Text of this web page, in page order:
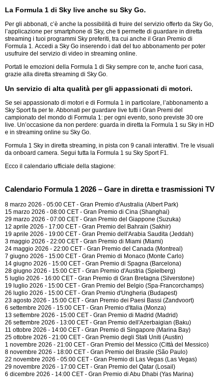
La Formula 1 di Sky live anche su Sky Go.
Per gli abbonati, c’è anche la possibilità di fruire del servizio offerto da Sky Go,
l’applicazione per smartphone di Sky, che ti permette di guardare in diretta
streaming i tuoi programmi Sky preferiti, tra cui anche il Gran Premio di
Formula 1. Accedi a Sky Go inserendo i dati del tuo abbonamento per poter
usufruire del servizio di video in streaming online.
Portati le emozioni della Formula 1 di Sky sempre con te, anche fuori casa,
grazie alla diretta streaming di Sky Go.
Un servizio di alta qualità per gli appassionati di motori.
Se sei appassionato di motori e di Formula 1 in particolare, l’abbonamento a
Sky Sport fa per te. Abbonati per guardare live tutti i Gran Premi del
campionato del mondo di Formula 1: per ogni evento, sono previste 30 ore
live. Un’occasione da non perdere: guarda in diretta la Formula 1 su Sky in HD
e in streaming online su Sky Go.
Formula 1 Sky in diretta streaming, in pista con 9 canali interattivi. Tre le visuali
da onboard camera. Segui tutta la Formula 1 su Sky Sport F1.
Ecco il calendario ufficiale della stagione:
Calendario Formula 1 2026 – Gare in diretta e trasmissioni TV
8 marzo 2026 - 05:00 CET - Gran Premio d'Australia (Albert Park)
15 marzo 2026 - 08:00 CET - Gran Premio di Cina (Shanghai)
29 marzo 2026 - 07:00 CET - Gran Premio del Giappone (Suzuka)
12 aprile 2026 - 17:00 CET - Gran Premio del Bahrain (Sakhir)
19 aprile 2026 - 19:00 CET - Gran Premio dell'Arabia Saudita (Jeddah)
3 maggio 2026 - 22:00 CET - Gran Premio di Miami (Miami)
24 maggio 2026 - 22:00 CET - Gran Premio del Canada (Montreal)
7 giugno 2026 - 15:00 CET - Gran Premio di Monaco (Monte Carlo)
14 giugno 2026 - 15:00 CET - Gran Premio di Spagna (Barcelona)
28 giugno 2026 - 15:00 CET - Gran Premio d'Austria (Spielberg)
5 luglio 2026 - 16:00 CET - Gran Premio di Gran Bretagna (Silverstone)
19 luglio 2026 - 15:00 CET - Gran Premio del Belgio (Spa-Francorchamps)
26 luglio 2026 - 15:00 CET - Gran Premio d'Ungheria (Budapest)
23 agosto 2026 - 15:00 CET - Gran Premio dei Paesi Bassi (Zandvoort)
6 settembre 2026 - 15:00 CET - Gran Premio d'Italia (Monza)
13 settembre 2026 - 15:00 CET - Gran Premio di Madrid (Madrid)
26 settembre 2026 - 13:00 CET - Gran Premio dell'Azerbaigian (Baku)
11 ottobre 2026 - 14:00 CET - Gran Premio di Singapore (Marina Bay)
25 ottobre 2026 - 21:00 CET - Gran Premio degli Stati Uniti (Austin)
1 novembre 2026 - 21:00 CET - Gran Premio del Messico (Città del Messico)
8 novembre 2026 - 18:00 CET - Gran Premio del Brasile (São Paulo)
22 novembre 2026 - 05:00 CET - Gran Premio di Las Vegas (Las Vegas)
29 novembre 2026 - 17:00 CET - Gran Premio del Qatar (Losail)
6 dicembre 2026 - 14:00 CET - Gran Premio di Abu Dhabi (Yas Marina)